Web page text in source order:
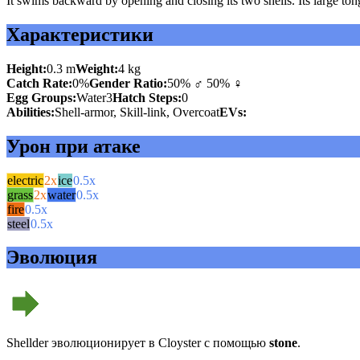
Характеристики
Height:0.3 mWeight:4 kg
Catch Rate:0%Gender Ratio:50% ♂ 50% ♀
Egg Groups:Water3Hatch Steps:0
Abilities:Shell-armor, Skill-link, OvercoatEVs:
Урон при атаке
electric2xice0.5x
grass2xwater0.5x
fire0.5x
steel0.5x
Эволюция
Shellder эволюционирует в Cloyster с помощью stone.